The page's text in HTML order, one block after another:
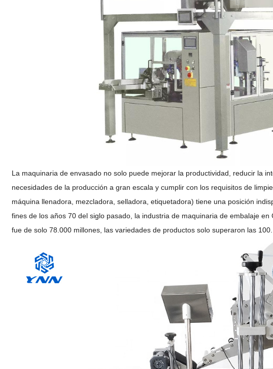
La maquinaria de envasado no solo puede mejorar la productividad, reducir la
necesidades de la producción a gran escala y cumplir con los requisitos de
máquina llenadora, mezcladora, selladora, etiquetadora) tiene una posición
fines de los años 70 del siglo pasado, la industria de maquinaria de embalaje
fue de solo 78.000 millones, las variedades de productos solo superaron las 100.